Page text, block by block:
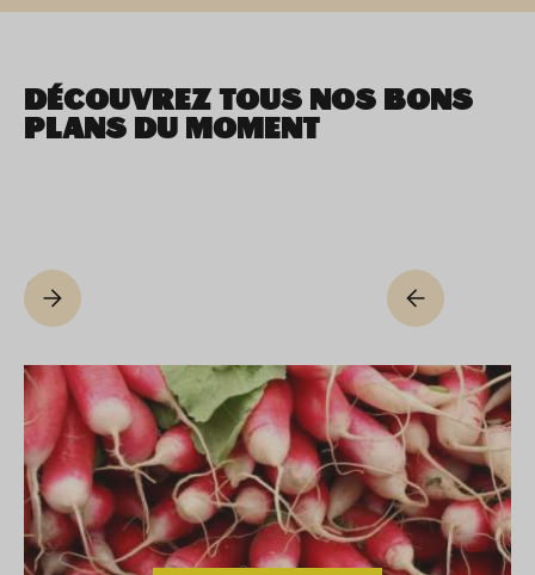
DÉCOUVREZ TOUS NOS BONS
PLANS DU MOMENT